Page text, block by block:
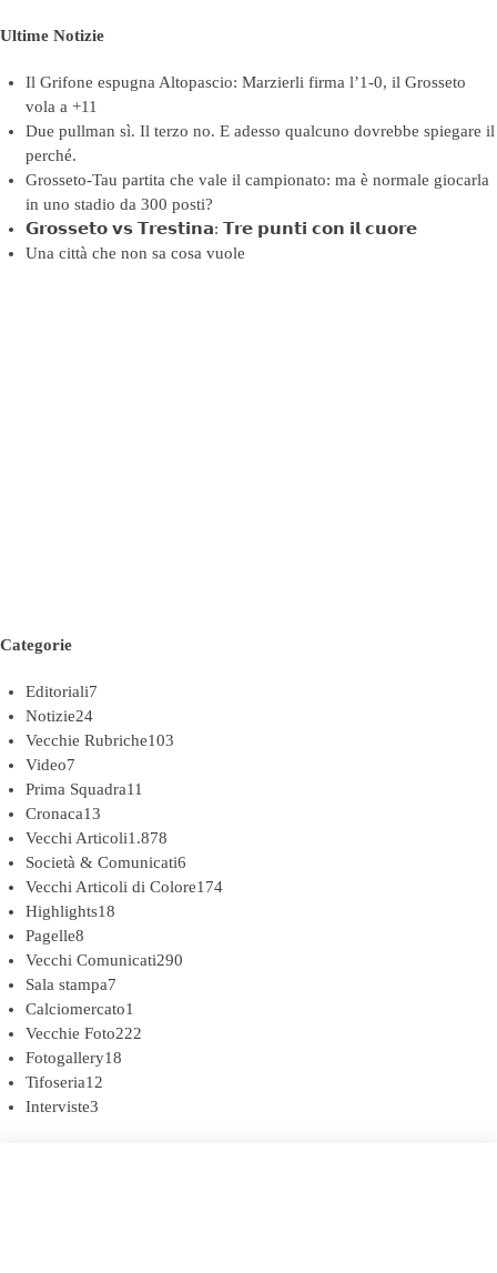
Ultime Notizie
Il Grifone espugna Altopascio: Marzierli firma l’1-0, il Grosseto
vola a +11
Due pullman sì. Il terzo no. E adesso qualcuno dovrebbe spiegare il
perché.
Grosseto-Tau partita che vale il campionato: ma è normale giocarla
in uno stadio da 300 posti?
𝗚𝗿𝗼𝘀𝘀𝗲𝘁𝗼 𝘃𝘀 𝗧𝗿𝗲𝘀𝘁𝗶𝗻𝗮: 𝗧𝗿𝗲 𝗽𝘂𝗻𝘁𝗶 𝗰𝗼𝗻 𝗶𝗹 𝗰𝘂𝗼𝗿𝗲
Una città che non sa cosa vuole
Categorie
Editoriali7
Notizie24
Vecchie Rubriche103
Video7
Prima Squadra11
Cronaca13
Vecchi Articoli1.878
Società & Comunicati6
Vecchi Articoli di Colore174
Highlights18
Pagelle8
Vecchi Comunicati290
Sala stampa7
Calciomercato1
Vecchie Foto222
Fotogallery18
Tifoseria12
Interviste3